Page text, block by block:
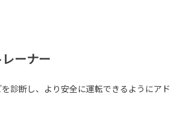
ーナー
診断し、より安全に運転できるようにアド